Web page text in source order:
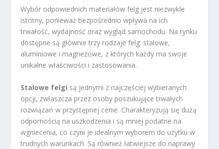
Wybór odpowiednich materiałów felg jest niezwykle
istotny, ponieważ bezpośrednio wpływa na ich
trwałość, wydajność oraz wygląd samochodu. Na rynku
dostępne są głównie trzy rodzaje felg: stalowe,
aluminiowe i magnezowe, z których każdy ma swoje
unikalne właściwości i zastosowania.
Stalowe felgi są jednymi z najczęściej wybieranych
opcji, zwłaszcza przez osoby poszukujące trwałych
rozwiązań w przystępnej cenie. Charakteryzują się dużą
odpornością na uszkodzenia i są mniej podatne na
wgniecenia, co czyni je idealnym wyborem do użytku w
trudnych warunkach. Są również łatwiejsze do naprawy